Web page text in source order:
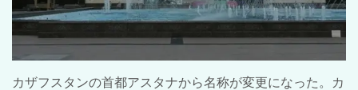
カザフスタンの首都アスタナから名称が変更になった。カ